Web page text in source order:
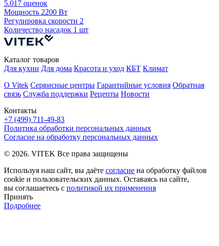
5.017 оценок
Мощность 2200 Вт
Регулировка скорости 2
Количество насадок 1 шт
Контакты
+7 (499) 711-49-83
Каталог товаров
Для кухни Для дома Красота и уход КБТ Климат
О Vitek Сервисные центры Гарантийные условия Обратная
связь Служба поддержки Рецепты Новости
Политика обработки персональных данных
Согласие на обработку персональных данных
© 2026. VITEK Все права защищены
Используя наш сайт, вы даёте согласие на обработку файлов
cookie и пользовательских данных. Оставаясь на сайте,
вы соглашаетесь с политикой их применения
Принять
Подробнее